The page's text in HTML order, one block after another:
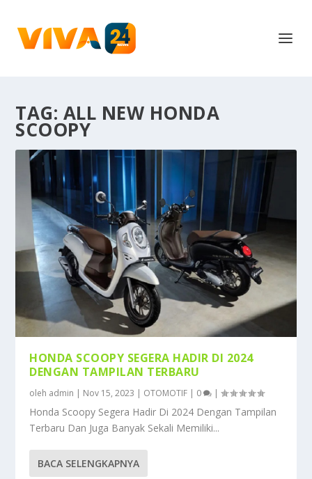
TAG: ALL NEW HONDA
SCOOPY
HONDA SCOOPY SEGERA HADIR DI 2024
DENGAN TAMPILAN TERBARU
oleh admin | Nov 15, 2023 | OTOMOTIF | 0 |
Honda Scoopy Segera Hadir Di 2024 Dengan Tampilan
Terbaru Dan Juga Banyak Sekali Memiliki...
BACA SELENGKAPNYA